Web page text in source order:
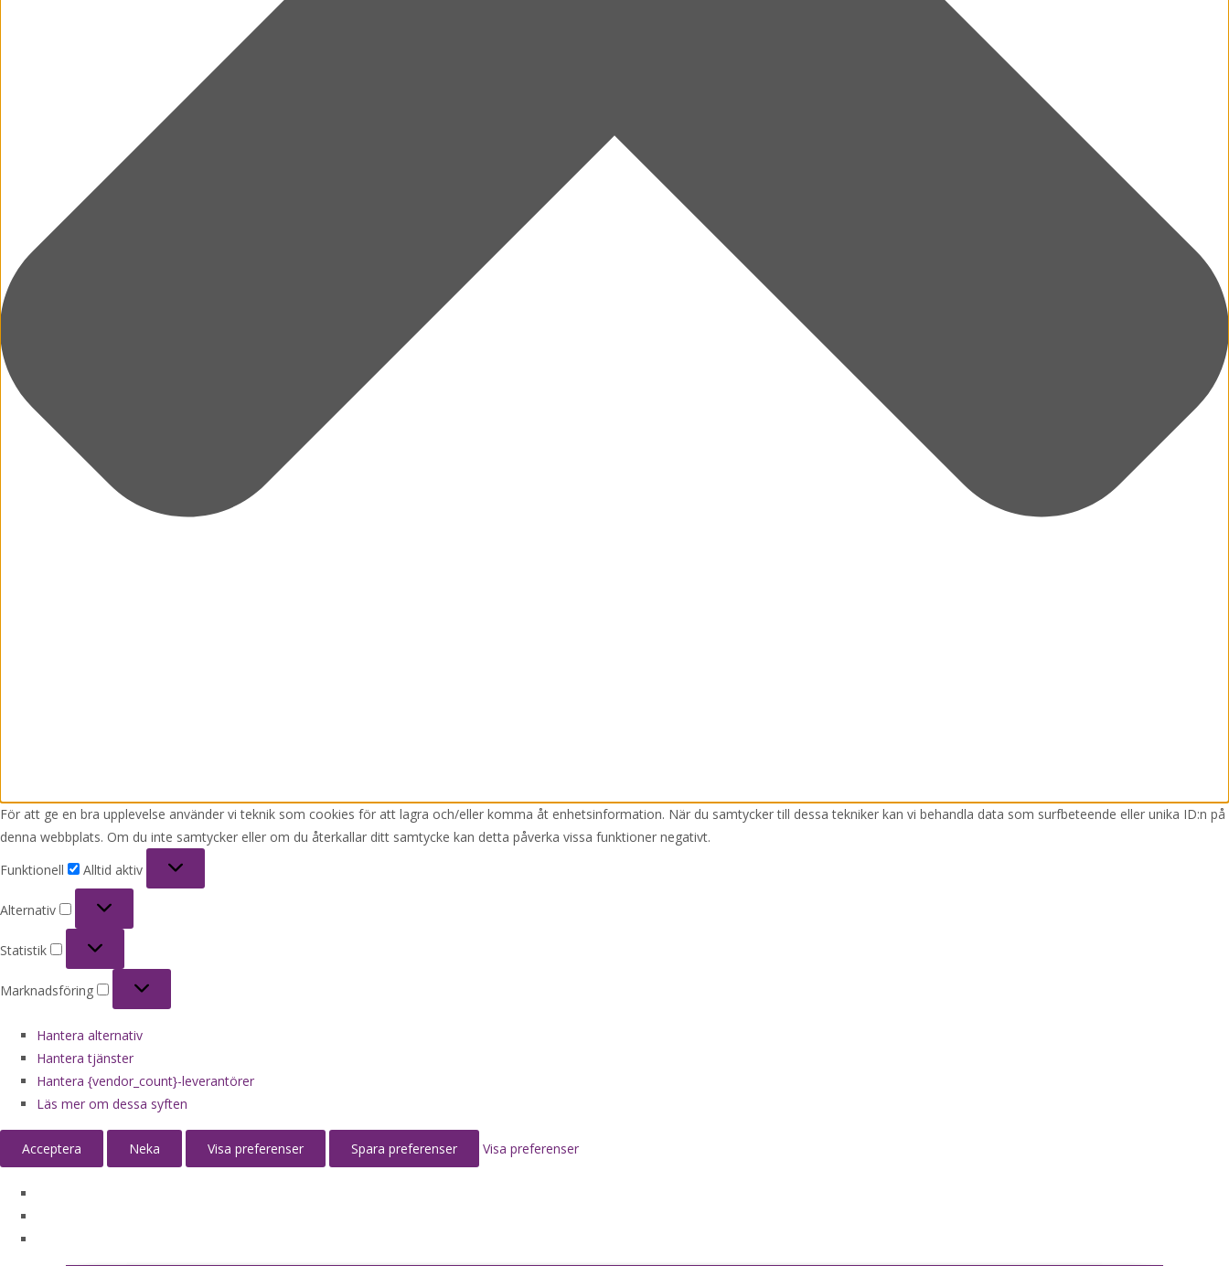
För att ge en bra upplevelse använder vi teknik som cookies för att lagra och/eller komma åt enhetsinformation. När du samtycker till dessa tekniker kan vi behandla data som surfbeteende eller unika ID:n på
denna webbplats. Om du inte samtycker eller om du återkallar ditt samtycke kan detta påverka vissa funktioner negativt.
Funktionell
Alltid aktiv
Alternativ
Statistik
Marknadsföring
Hantera alternativ
Hantera tjänster
Hantera {vendor_count}-leverantörer
Läs mer om dessa syften
Acceptera Neka Visa preferenser Spara preferenser Visa preferenser